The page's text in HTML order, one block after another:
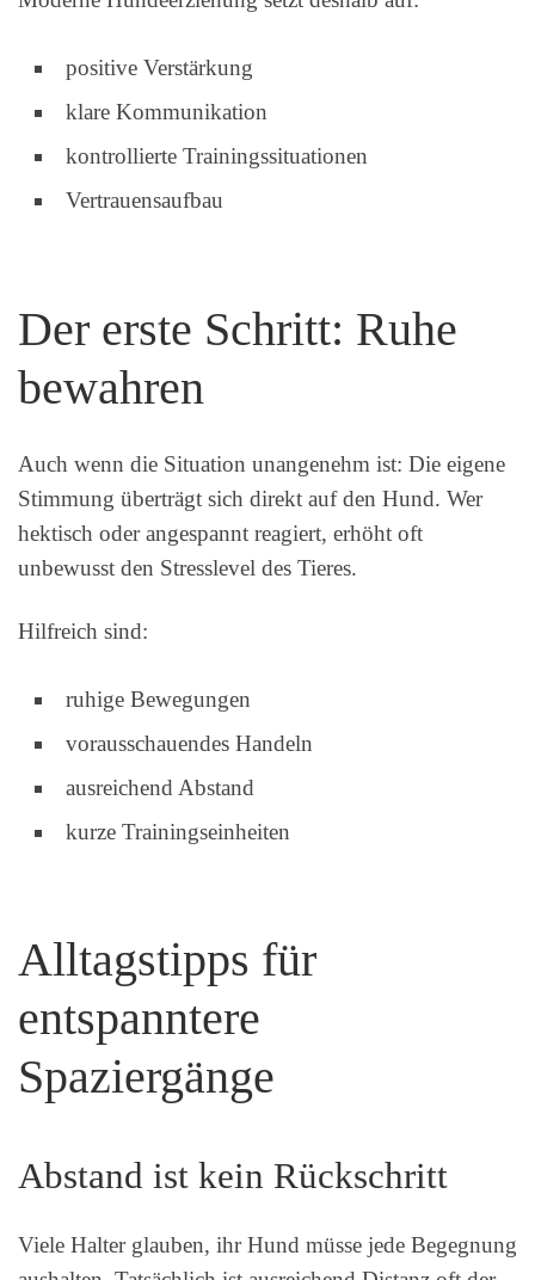
positive Verstärkung
klare Kommunikation
kontrollierte Trainingssituationen
Vertrauensaufbau
Der erste Schritt: Ruhe
bewahren
Auch wenn die Situation unangenehm ist: Die eigene
Stimmung überträgt sich direkt auf den Hund. Wer
hektisch oder angespannt reagiert, erhöht oft
unbewusst den Stresslevel des Tieres.
Hilfreich sind:
ruhige Bewegungen
vorausschauendes Handeln
ausreichend Abstand
kurze Trainingseinheiten
Alltagstipps für
entspanntere
Spaziergänge
Abstand ist kein Rückschritt
Viele Halter glauben, ihr Hund müsse jede Begegnung